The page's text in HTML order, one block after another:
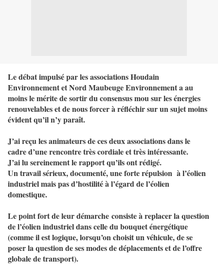
Le débat impulsé par les associations Houdain
Environnement et Nord Maubeuge Environnement a au
moins le mérite de sortir du consensus mou sur les énergies
renouvelables et de nous forcer à réfléchir sur un sujet moins
évident qu’il n’y paraît.
J’ai reçu les animateurs de ces deux associations dans le
cadre d’une rencontre très cordiale et très intéressante.
J’ai lu sereinement le rapport qu’ils ont rédigé.
Un travail sérieux, documenté, une forte répulsion à l’éolien
industriel mais pas d’hostilité à l’égard de l’éolien
domestique.
Le point fort de leur démarche consiste à replacer la question
de l’éolien industriel dans celle du bouquet énergétique
(comme il est logique, lorsqu’on choisit un véhicule, de se
poser la question de ses modes de déplacements et de l’offre
globale de transport).